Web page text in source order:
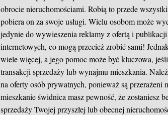
obrocie nieruchomościami. Robią to przede
pobiera on za swoje usługi. Wielu osobom może
jedynie do wywieszenia reklamy z ofertą i
internetowych, co mogą przecież zrobić sami!
wiele więcej, a jego pomoc może być kluczowa,
transakcji sprzedaży lub wynajmu mieszkania.
na oferty osób prywatnych, ponieważ są
mieszkanie świdnica masz pewność, że zostaniesz
sprzedaży Twojej przyszłej lub obecnej